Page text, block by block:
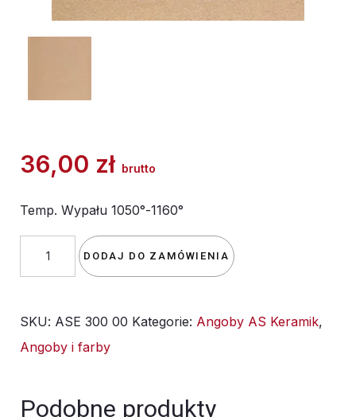
36,00 zł brutto
Temp. Wypału 1050°-1160°
angoba
proszku
ASE
00
DODAJ DO ZAMÓWIENIA
SKU: ASE 300 00 Kategorie: Angoby AS Keramik,
Angoby i farby
Podobne produkty